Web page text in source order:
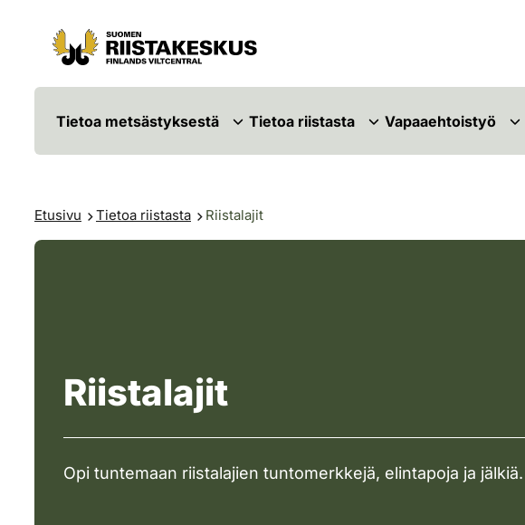
Siirry sisältöön
Siirry sivustokarttaan
Tietoa metsästyksestä Tietoa riistasta Vapaaehtoistyö
Etusivu Tietoa riistasta Riistalajit
Riistalajit
Opi tuntemaan riistalajien tuntomerkkejä, elintapoja ja jälkiä.